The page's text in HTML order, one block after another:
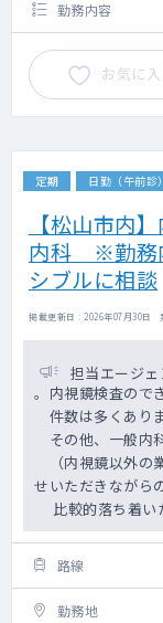
勤務内容
お気に入
定期 日勤（午前診）
【松山市内
内科 ※勤務
シブルに相談
掲載更新日 : 2026年07月30日
担当エージェ
。内視鏡検査ので
件数は多くあり
その他、一般内
（内視鏡以外の
せいただきながら
比較的落ち着い
路線
勤務地